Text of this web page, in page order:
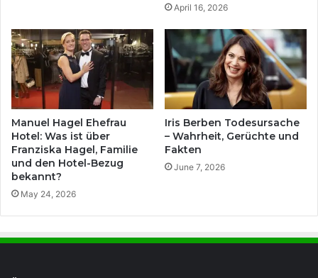
April 16, 2026
Manuel Hagel Ehefrau
Hotel: Was ist über
Franziska Hagel, Familie
und den Hotel-Bezug
bekannt?
May 24, 2026
Iris Berben Todesursache
– Wahrheit, Gerüchte und
Fakten
June 7, 2026